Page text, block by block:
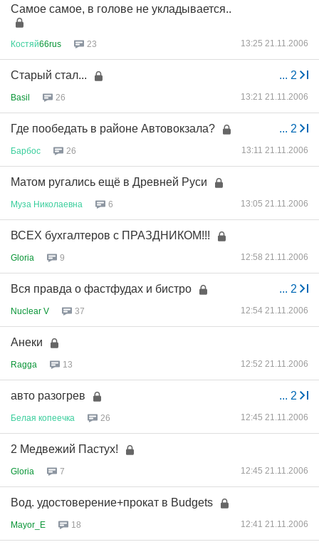
Самое самое, в голове не укладывается..
Костяй66rus 23 13:25 21.11.2006
... 2
Старый стал...
Basil 26 13:21 21.11.2006
... 2
Где пообедать в районе Автовокзала?
Барбос 26 13:11 21.11.2006
Матом ругались ещё в Древней Руси
Муза Николаевна 6 13:05 21.11.2006
ВСЕХ бухгалтеров с ПРАЗДНИКОМ!!!
Gloria 9 12:58 21.11.2006
... 2
Вся правда о фастфудах и бистро
Nuclear V 37 12:54 21.11.2006
Анеки
Ragga 13 12:52 21.11.2006
... 2
авто разогрев
Белая копеечка 26 12:45 21.11.2006
2 Медвежий Пастух!
Gloria 7 12:45 21.11.2006
Вод. удостоверение+прокат в Budgets
Mayor_E 18 12:41 21.11.2006